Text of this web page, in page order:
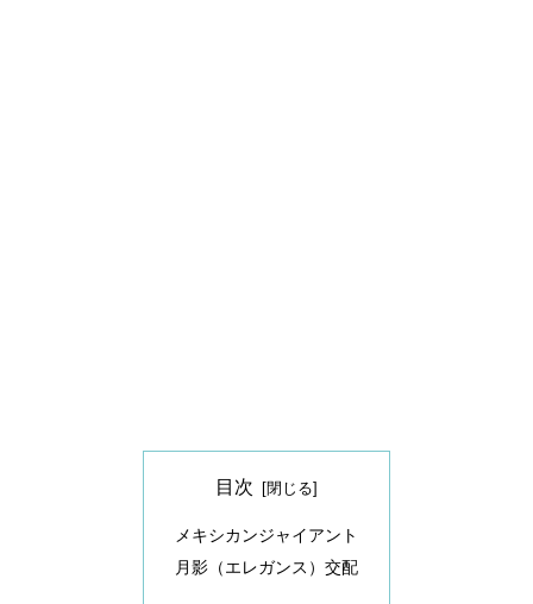
目次
メキシカンジャイアント
月影（エレガンス）交配